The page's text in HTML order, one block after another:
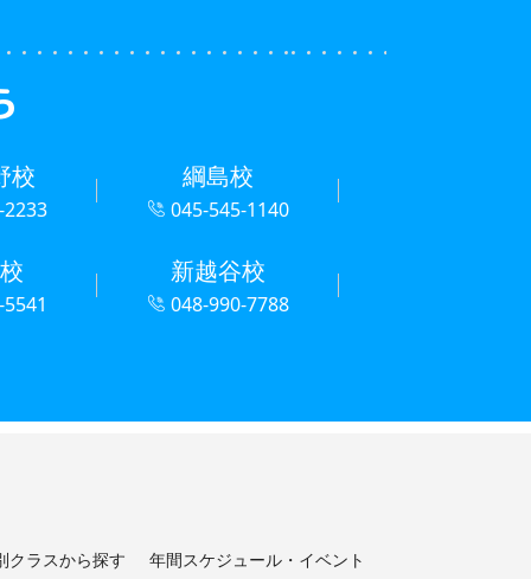
校 綱島校
045-545-1140
新越谷校
048-990-7788
クラスから探す 年間スケジュール・イベント